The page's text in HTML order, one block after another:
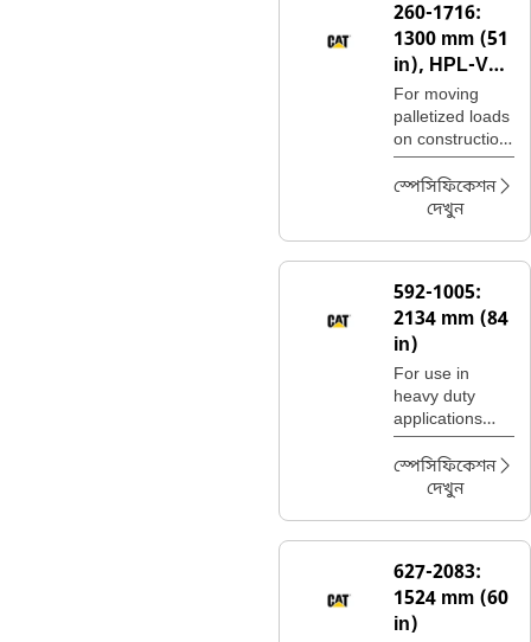
260-1716:
1300 mm (51
in), HPL-V
Coupler,
Class II
For moving
palletized loads
on construction
sites, handling
bagged fertilizer
and seed at
স্পেসিফিকেশন
দেখুন
592-1005:
2134 mm (84
in)
For use in
heavy duty
applications
where standard
pallet fork
carriages may
স্পেসিফিকেশন
দেখুন
627-2083:
1524 mm (60
in)